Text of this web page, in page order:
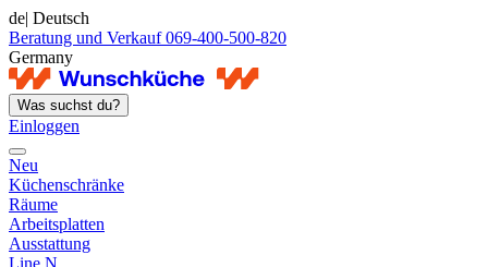
de| Deutsch
Beratung und Verkauf 069-400-500-820
Germany
Was suchst du?
Einloggen
Neu
Küchenschränke
Räume
Arbeitsplatten
Ausstattung
Line N